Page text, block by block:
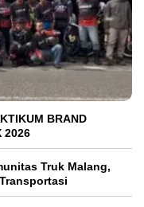
BRAND
2026
Truk Malang,